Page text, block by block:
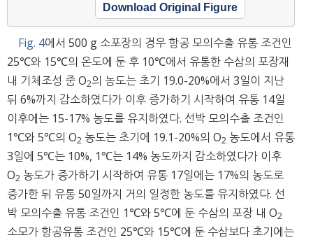
Download Original Figure
Fig. 4에서 500 g 소포장의 경우 항공 모의수출 유통 조건인
25℃와 15℃의 온도에 둔 후 10℃에서 유통한 수삼의 포장재
내 기체조성 중 O2의 농도는 초기 19.0-20%에서 3일이 지난
뒤 6%까지 감소하였다가 이후 증가하기 시작하여 유통 14일
이후에는 15-17% 농도를 유지하였다. 선박 모의수출 조건인
1℃와 5℃의 O2 농도는 초기에 19.1-20%의 O2 농도에서 유통
3일에 5℃는 10%, 1℃는 14% 농도까지 감소하였다가 이후
O2 농도가 증가하기 시작하여 유통 17일에는 17%의 농도로
증가한 뒤 유통 50일까지 거의 일정한 농도를 유지하였다. 선
박 모의수출 유통 조건인 1℃와 5℃에 둔 수삼의 포장 내 O2
소모가 항공유통 조건인 25℃와 15℃에 둔 수삼보다 초기에는